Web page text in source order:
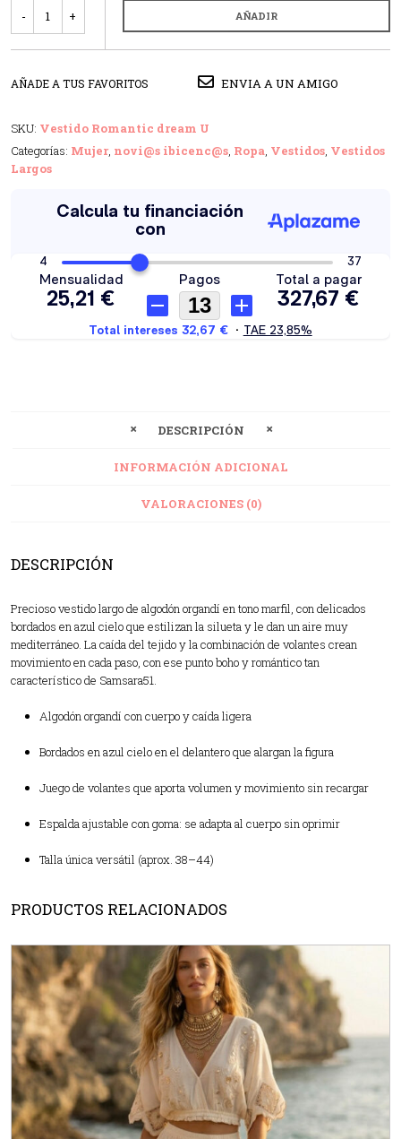
AÑADIR
AÑADE A TUS FAVORITOS ENVIA A UN AMIGO
SKU: Vestido Romantic dream U
Categorías: Mujer, novi@s ibicenc@s, Ropa, Vestidos, Vestidos
Largos
DESCRIPCIÓN
INFORMACIÓN ADICIONAL
VALORACIONES (0)
DESCRIPCIÓN
Precioso vestido largo de algodón organdí en tono marfil, con delicados
bordados en azul cielo que estilizan la silueta y le dan un aire muy
mediterráneo. La caída del tejido y la combinación de volantes crean
movimiento en cada paso, con ese punto boho y romántico tan
característico de Samsara51.
Algodón organdí con cuerpo y caída ligera
Bordados en azul cielo en el delantero que alargan la figura
Juego de volantes que aporta volumen y movimiento sin recargar
Espalda ajustable con goma: se adapta al cuerpo sin oprimir
Talla única versátil (aprox. 38–44)
PRODUCTOS RELACIONADOS